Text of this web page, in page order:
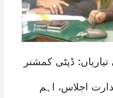
ڈپٹی کمشنر
اجلاس، اہم